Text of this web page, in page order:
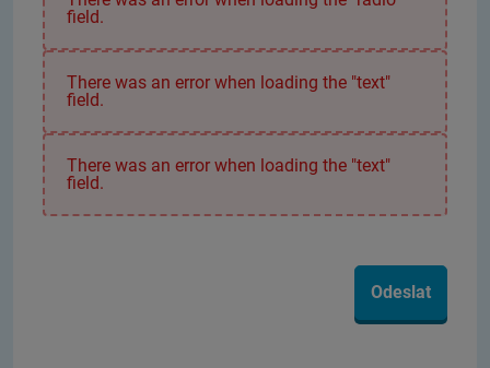
field.
There was an error when loading the "text"
field.
There was an error when loading the "text"
field.
Odeslat